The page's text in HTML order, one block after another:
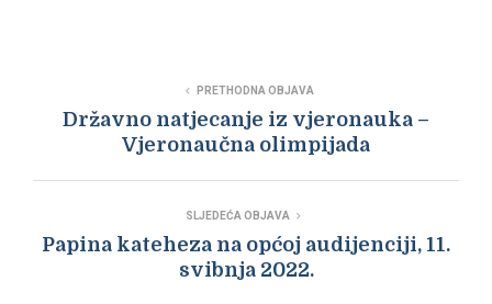
PRETHODNA OBJAVA
Državno natjecanje iz vjeronauka –
Vjeronaučna olimpijada
SLJEDEĆA OBJAVA
Papina kateheza na općoj audijenciji, 11.
svibnja 2022.